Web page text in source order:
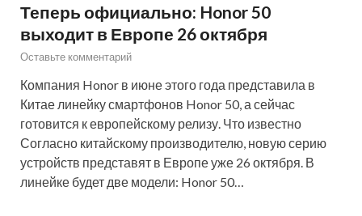
Теперь официально: Honor 50
выходит в Европе 26 октября
Оставьте комментарий
Компания Honor в июне этого года представила в
Китае линейку смартфонов Honor 50, а сейчас
готовится к европейскому релизу. Что известно
Согласно китайскому производителю, новую серию
устройств представят в Европе уже 26 октября. В
линейке будет две модели: Honor 50…